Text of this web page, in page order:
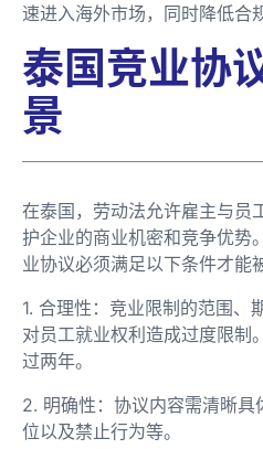
速进入海外市场，同时降低合
泰国竞业协
景
在泰国，劳动法允许雇主与员
护企业的商业机密和竞争优势
业协议必须满足以下条件才能
1. 合理性：竞业限制的范围、
对员工就业权利造成过度限制
过两年。
2. 明确性：协议内容需清晰
位以及禁止行为等。